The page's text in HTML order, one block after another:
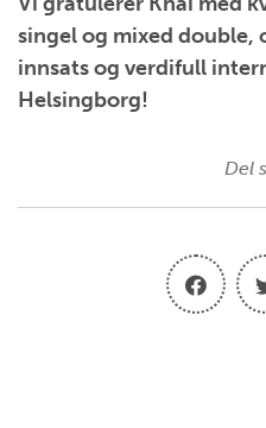
singel og mixed double,
innsats og verdifull
Helsingborg!
Del